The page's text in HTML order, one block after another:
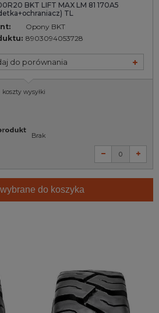
BKT LIFT MAX LM 81 170A5
TL
Opony BKT
8903094053728
do porównania
koszty wysyłki
Brak
do koszyka